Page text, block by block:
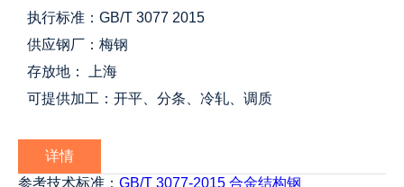
执行标准：GB/T 3077 2015
供应钢厂：梅钢
存放地： 上海
可提供加工：开平、分条、冷轧、调质
详情
参考技术标准： GB/T 3077-2015 合金结构钢